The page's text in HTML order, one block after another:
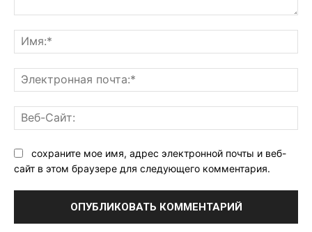
сохраните мое имя, адрес электронной почты и веб-
сайт в этом браузере для следующего комментария.